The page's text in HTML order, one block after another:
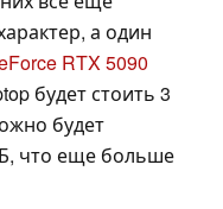
а один
RTX 5090
будет стоить 3
будет
что еще больше